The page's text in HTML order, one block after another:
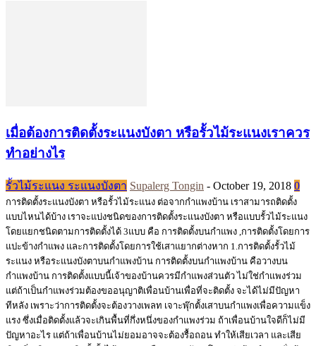
เมื่อต้องการติดตั้งระแนงบังตา หรือรั้วไม้ระแนงเราควร
ทำอย่างไร
รั้วไม้ระแนง ระแนงบังตา Supalerg Tongin - October 19, 2018 0
การติดตั้งระแนงบังตา หรือรั้วไม้ระแนง ต่อจากกำแพงบ้าน เราสามารถติดตั้ง
แบบไหนได้บ้าง เราจะแบ่งชนิดของการติดตั้งระแนงบังตา หรือแบบรั้วไม้ระแนง
โดยแยกชนิดตามการติดตั้งได้ 3แบบ คือ การติดตั้งบนกำแพง ,การติดตั้งโดยการ
แปะข้างกำแพง และการติดตั้งโดยการใช้เสาแยากต่างหาก 1.การติดตั้งรั้วไม้
ระแนง หรือระแนงบังตาบนกำแพงบ้าน การติดตั้งบนกำแพงบ้าน คือวางบน
กำแพงบ้าน การติดตั้งแบบนี้เจ้าของบ้านควรมีกำแพงส่วนตัว ไม่ใช่กำแพงร่วม
แต่ถ้าเป็นกำแพงร่วมต้องขออนุญาติเพื่อนบ้านเพื่อที่จะติดตั้ง จะได้ไม่มีปัญหา
ทีหลัง เพราะว่าการติดตั้งจะต้องวางเพลท เจาะพุ๊กตั้งเสาบนกำแพงเพื่อความแข็ง
แรง ซึ่งเมื่อติดตั้งแล้วจะเกินพื้นที่กึ่งหนึ่งของกำแพงร่วม ถ้าเพื่อนบ้านใจดีก็ไม่มี
ปัญหาอะไร แต่ถ้าเพื่อนบ้านไม่ยอมอาจจะต้องรื้อถอน ทำให้เสียเวลา และเสีย